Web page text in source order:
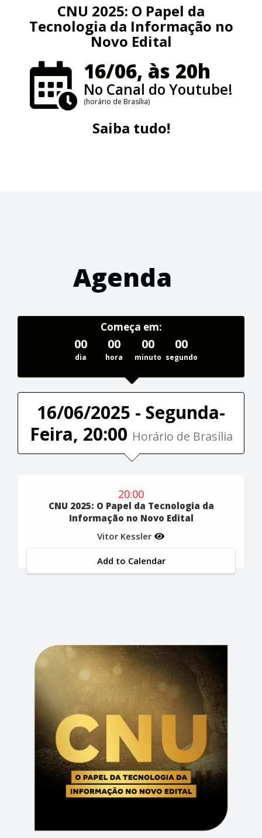
CNU 2025: O Papel da
Tecnologia da Informação no
Novo Edital
16/06, às 20h
No Canal do Youtube!
(horário de Brasília)
Saiba tudo!
Agenda
Começa em:
00
dia
00
hora
00
minuto
00
segundo
16/06/2025 - Segunda-
Feira, 20:00 Horário de Brasília
20:00
CNU 2025: O Papel da Tecnologia da
Informação no Novo Edital
Vitor Kessler
Add to Calendar